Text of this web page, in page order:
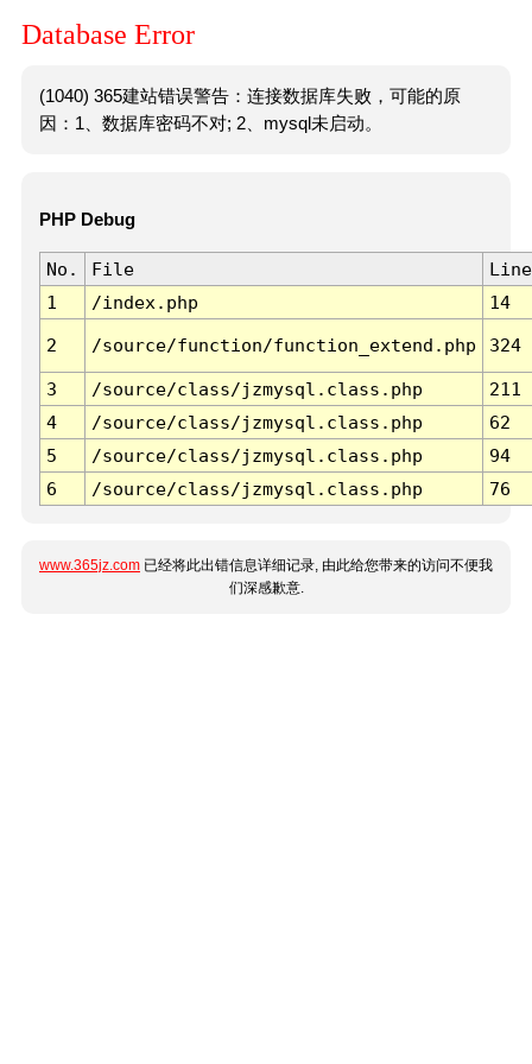
Database Error
(1040) 365建站错误警告：连接数据库失败，可能的原
因：1、数据库密码不对; 2、mysql未启动。
PHP Debug
No. File
Line
1
/index.php 14
2 /source/function/function_extend.php 324
3 /source/class/jzmysql.class.php
211
4
/source/class/jzmysql.class.php
62
5
/source/class/jzmysql.class.php
94
6
/source/class/jzmysql.class.php 76
www.365jz.com 已经将此出错信息详细记录, 由此给您带来的访问不便我
们深感歉意.